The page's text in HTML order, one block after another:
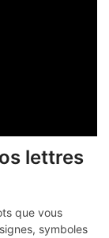
lettres
que vous
symboles